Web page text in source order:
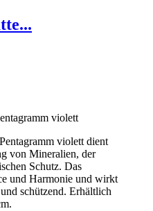
violett dient
von Mineralien, der
Schutz. Das
und Harmonie und wirkt
schützend. Erhältlich